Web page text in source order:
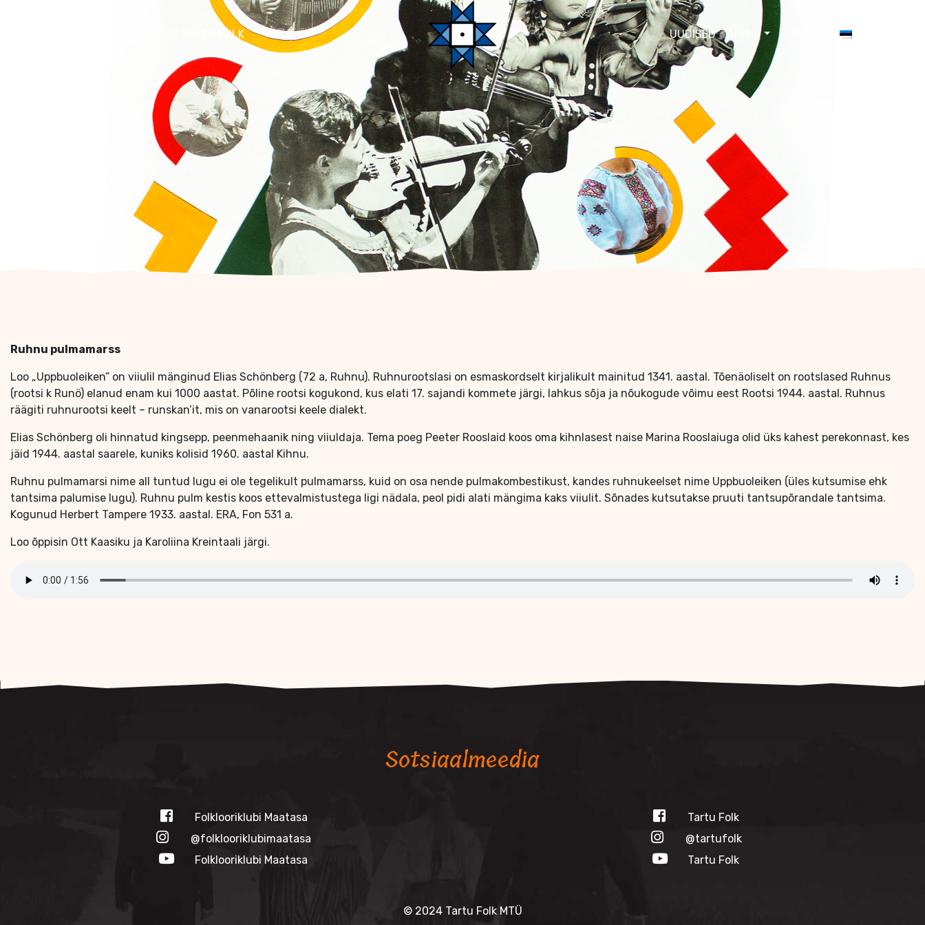
XI TARTU FOLK UUDISED ARHIIV
Ruhnu pulmamarss
Loo „Uppbuoleiken” on viiulil mänginud Elias Schönberg (72 a, Ruhnu). Ruhnurootslasi on esmaskordselt kirjalikult mainitud 1341. aastal. Tõenäoliselt on rootslased Ruhnus
(rootsi k Runö) elanud enam kui 1000 aastat. Põline rootsi kogukond, kus elati 17. sajandi kommete järgi, lahkus sõja ja nõukogude võimu eest Rootsi 1944. aastal. Ruhnus
räägiti ruhnurootsi keelt – runskan’it, mis on vanarootsi keele dialekt.
Elias Schönberg oli hinnatud kingsepp, peenmehaanik ning viiuldaja. Tema poeg Peeter Rooslaid koos oma kihnlasest naise Marina Rooslaiuga olid üks kahest perekonnast, kes
jäid 1944. aastal saarele, kuniks kolisid 1960. aastal Kihnu.
Ruhnu pulmamarsi nime all tuntud lugu ei ole tegelikult pulmamarss, kuid on osa nende pulmakombestikust, kandes ruhnukeelset nime Uppbuoleiken (üles kutsumise ehk
tantsima palumise lugu). Ruhnu pulm kestis koos ettevalmistustega ligi nädala, peol pidi alati mängima kaks viiulit. Sõnades kutsutakse pruuti tantsupõrandale tantsima.
Kogunud Herbert Tampere 1933. aastal. ERA, Fon 531 a.
Loo õppisin Ott Kaasiku ja Karoliina Kreintaali järgi.
Sotsiaalmeedia
Folklooriklubi Maatasa
Tartu Folk
@folklooriklubimaatasa
@tartufolk
Folklooriklubi Maatasa
Tartu Folk
© 2024 Tartu Folk MTÜ